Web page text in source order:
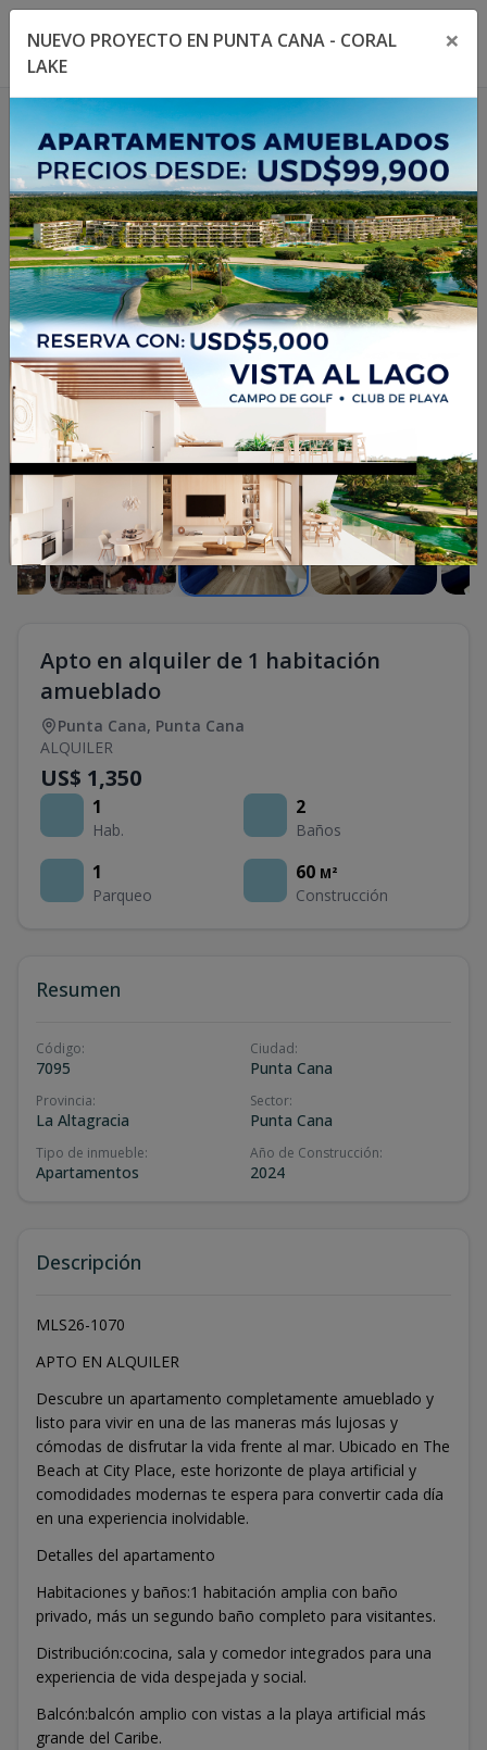
Toggle navigation menu
/31
Apto en alquiler de 1 habitación
amueblado
Punta Cana, Punta Cana
ALQUILER
US$ 1,350
1
Hab.
2
Baños
1
Parqueo
60 M²
Construcción
Resumen
Código:
7095
Ciudad:
Punta Cana
Provincia:
La Altagracia
Sector:
Punta Cana
Tipo de inmueble:
Apartamentos
Año de Construcción:
2024
Descripción
MLS26-1070
APTO EN ALQUILER
Descubre un apartamento completamente amueblado y
listo para vivir en una de las maneras más lujosas y
cómodas de disfrutar la vida frente al mar. Ubicado en The
Beach at City Place, este horizonte de playa artificial y
comodidades modernas te espera para convertir cada día
en una experiencia inolvidable.
Detalles del apartamento
Habitaciones y baños:1 habitación amplia con baño
privado, más un segundo baño completo para visitantes.
Distribución:cocina, sala y comedor integrados para una
experiencia de vida despejada y social.
Balcón:balcón amplio con vistas a la playa artificial más
grande del Caribe.
NUEVO PROYECTO EN PUNTA CANA - CORAL
LAKE
×